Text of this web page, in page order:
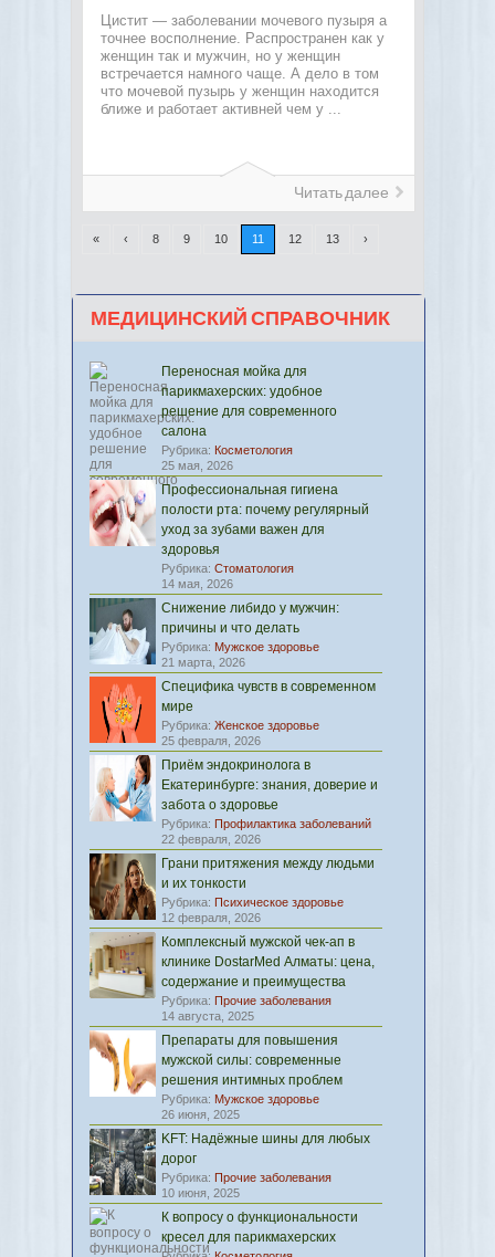
Цистит — заболевании мочевого пузыря а
точнее восполнение. Распространен как у
женщин так и мужчин, но у женщин
встречается намного чаще. А дело в том
что мочевой пузырь у женщин находится
ближе и работает активней чем у ...
Читать далее
« ‹ 8 9 10 11 12 13 ›
МЕДИЦИНСКИЙ СПРАВОЧНИК
Переносная мойка для
парикмахерских: удобное
решение для современного
салона
Рубрика: Косметология
25 мая, 2026
Профессиональная гигиена
полости рта: почему регулярный
уход за зубами важен для
здоровья
Рубрика: Стоматология
14 мая, 2026
Снижение либидо у мужчин:
причины и что делать
Рубрика: Мужское здоровье
21 марта, 2026
Специфика чувств в современном
мире
Рубрика: Женское здоровье
25 февраля, 2026
Приём эндокринолога в
Екатеринбурге: знания, доверие и
забота о здоровье
Рубрика: Профилактика заболеваний
22 февраля, 2026
Грани притяжения между людьми
и их тонкости
Рубрика: Психическое здоровье
12 февраля, 2026
Комплексный мужской чек-ап в
клинике DostarMed Алматы: цена,
содержание и преимущества
Рубрика: Прочие заболевания
14 августа, 2025
Препараты для повышения
мужской силы: современные
решения интимных проблем
Рубрика: Мужское здоровье
26 июня, 2025
KFT: Надёжные шины для любых
дорог
Рубрика: Прочие заболевания
10 июня, 2025
К вопросу о функциональности
кресел для парикмахерских